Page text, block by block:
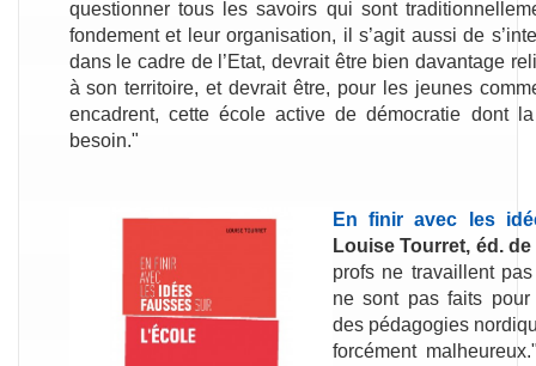
questionner tous les savoirs qui sont
fondement et leur organisation, il s’agit aussi de
dans le cadre de l’Etat, devrait être bien davantage
à son territoire, et devrait être, pour les jeunes
encadrent, cette école active de démocratie dont
besoin."
En finir avec les
Louise Tourret, éd.
profs ne travaillent
ne sont pas faits pour
des pédagogies
forcément